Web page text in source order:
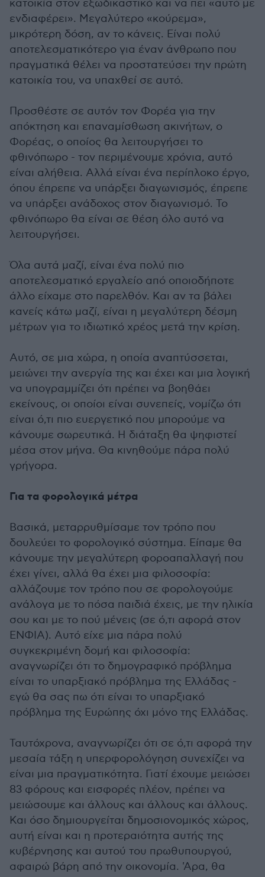
κατοικία στον εξωδικαστικό και να πει «αυτό με
ενδιαφέρει». Μεγαλύτερο «κούρεμα»,
μικρότερη δόση, αν το κάνεις. Είναι πολύ
αποτελεσματικότερο για έναν άνθρωπο που
πραγματικά θέλει να προστατεύσει την πρώτη
κατοικία του, να υπαχθεί σε αυτό.
Προσθέστε σε αυτόν τον Φορέα για την
απόκτηση και επαναμίσθωση ακινήτων, ο
Φορέας, ο οποίος θα λειτουργήσει το
φθινόπωρο - τον περιμένουμε χρόνια, αυτό
είναι αλήθεια. Αλλά είναι ένα περίπλοκο έργο,
όπου έπρεπε να υπάρξει διαγωνισμός, έπρεπε
να υπάρξει ανάδοχος στον διαγωνισμό. Το
φθινόπωρο θα είναι σε θέση όλο αυτό να
λειτουργήσει.
Όλα αυτά μαζί, είναι ένα πολύ πιο
αποτελεσματικό εργαλείο από οποιοδήποτε
άλλο είχαμε στο παρελθόν. Και αν τα βάλει
κανείς κάτω μαζί, είναι η μεγαλύτερη δέσμη
μέτρων για το ιδιωτικό χρέος μετά την κρίση.
Αυτό, σε μια χώρα, η οποία αναπτύσσεται,
μειώνει την ανεργία της και έχει και μια λογική
να υπογραμμίζει ότι πρέπει να βοηθάει
εκείνους, οι οποίοι είναι συνεπείς, νομίζω ότι
είναι ό,τι πιο ευεργετικό που μπορούμε να
κάνουμε σωρευτικά. Η διάταξη θα ψηφιστεί
μέσα στον μήνα. Θα κινηθούμε πάρα πολύ
γρήγορα.
Για τα φορολογικά μέτρα
Βασικά, μεταρρυθμίσαμε τον τρόπο που
δουλεύει το φορολογικό σύστημα. Είπαμε θα
κάνουμε την μεγαλύτερη φοροαπαλλαγή που
έχει γίνει, αλλά θα έχει μια φιλοσοφία:
αλλάζουμε τον τρόπο που σε φορολογούμε
ανάλογα με το πόσα παιδιά έχεις, με την ηλικία
σου και με το πού μένεις (σε ό,τι αφορά στον
ΕΝΦΙΑ). Αυτό είχε μια πάρα πολύ
συγκεκριμένη δομή και φιλοσοφία:
αναγνωρίζει ότι το δημογραφικό πρόβλημα
είναι το υπαρξιακό πρόβλημα της Ελλάδας -
εγώ θα σας πω ότι είναι το υπαρξιακό
πρόβλημα της Ευρώπης όχι μόνο της Ελλάδας.
Ταυτόχρονα, αναγνωρίζει ότι σε ό,τι αφορά την
μεσαία τάξη η υπερφορολόγηση συνεχίζει να
είναι μια πραγματικότητα. Γιατί έχουμε μειώσει
83 φόρους και εισφορές πλέον, πρέπει να
μειώσουμε και άλλους και άλλους και άλλους.
Και όσο δημιουργείται δημοσιονομικός χώρος,
αυτή είναι και η προτεραιότητα αυτής της
κυβέρνησης και αυτού του πρωθυπουργού,
αφαιρώ βάρη από την οικονομία. 'Αρα, θα